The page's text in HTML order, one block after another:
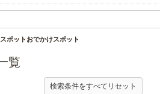
ポットおでかけスポット
覧
検索条件をすべてリセット